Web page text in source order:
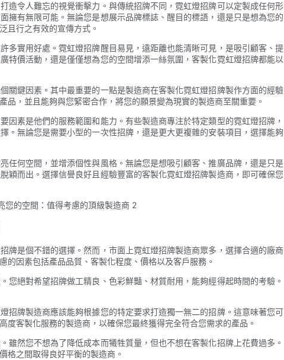
造令人難忘的視覺衝擊力。與傳統招牌不同，霓虹燈招牌可以定製成任何形
擁有無限可能。無論您是想展示品牌標誌、醒目的標語，還是只是想為您的
且行之有效的宣傳方式。
多實用好處。霓虹燈招牌醒目易見，遠距離也能清晰可見，是吸引顧客、提
特價活動，還是僅僅想為您的空間增添一絲氛圍，客製化霓虹燈招牌都能以
關鍵因素。其中最重要的一點是製造商在客製化霓虹燈招牌製作方面的經驗
，並且能夠與您緊密合作，將您的願景變為現實的製造商至關重要。
因素是他們的服務範圍和能力。有些製造商專注於特定類型的霓虹燈招牌，
。無論您是需要小型的一次性招牌，還是更大更複雜的安裝項目，選擇能夠
任何空間，並增添個性與風格。無論您是想吸引顧客、推廣品牌，還是只是
穎而出。選擇信譽良好且經驗豐富的客製化霓虹燈招牌製造商，即可確保您
牌是個不錯的選擇。然而，市面上霓虹燈招牌製造商眾多，選擇合適的廠商
因素包括產品品質、客製化程度、價格以及客戶服務。
您絕對希望招牌做工精良、色彩鮮豔、材質耐用，能夠經得起時間的考驗。
招牌製造商應該能夠根據您的特定要求打造獨一無二的招牌。這意味著您可
客製化服務的製造商，以確保您最終獲得完全符合您需求的產品。
雖然您不想為了降低成本而犧牲質量，但也不想在客製化招牌上花費過多。
格之間取得良好平衡的製造商。